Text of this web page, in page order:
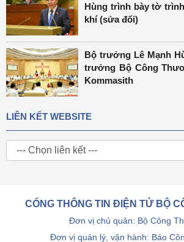
Hùng trình bày tờ
khí (sửa đổi)
Bộ trưởng Lê Mạnh
trưởng Bộ Công
Kommasith
LIÊN KẾT WEBSITE
CỔNG THÔNG TIN ĐIỆN TỬ BỘ
Đơn vị chủ quản: Bộ Công
Đơn vị quản lý, vận hành: Báo